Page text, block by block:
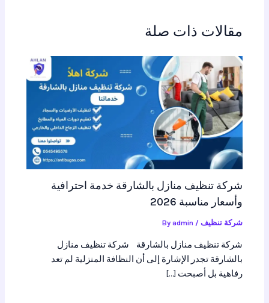
مقالات ذات صلة
شركة تنظيف منازل بالشارقة خدمة احترافية
وأسعار مناسبة 2026
شركة تنظيف / By
admin
شركة تنظيف منازل بالشارقة شركة تنظيف منازل
بالشارقة تجدر الإشارة إلى أن النظافة المنزلية لم تعد
رفاهية بل أصبحت […]